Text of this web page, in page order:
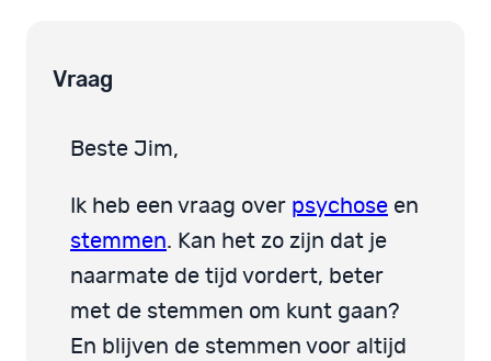
Vraag
Beste Jim,
Ik heb een vraag over psychose en
stemmen. Kan het zo zijn dat je
naarmate de tijd vordert, beter
met de stemmen om kunt gaan?
En blijven de stemmen voor altijd